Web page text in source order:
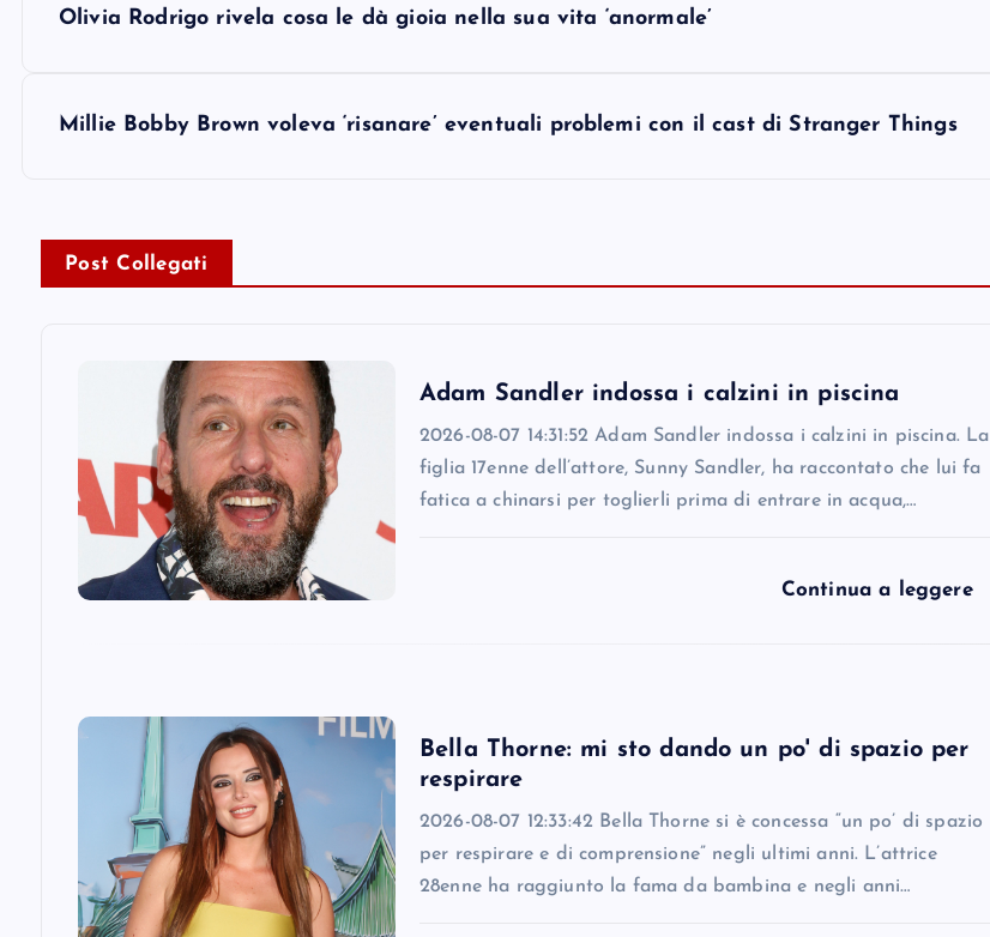
Olivia Rodrigo rivela cosa le dà gioia nella sua vita ‘anormale’
Millie Bobby Brown voleva ‘risanare’ eventuali problemi con il cast di Stranger Things
Post Collegati
Adam Sandler indossa i calzini in piscina
2026-08-07 14:31:52 Adam Sandler indossa i calzini in piscina. La
figlia 17enne dell’attore, Sunny Sandler, ha raccontato che lui fa
fatica a chinarsi per toglierli prima di entrare in acqua,…
Continua a leggere
Bella Thorne: mi sto dando un po' di spazio per
respirare
2026-08-07 12:33:42 Bella Thorne si è concessa “un po’ di spazio
per respirare e di comprensione” negli ultimi anni. L’attrice
28enne ha raggiunto la fama da bambina e negli anni…